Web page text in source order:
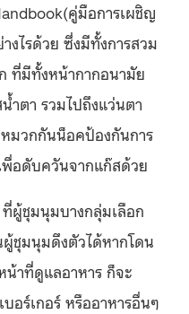
คู่มือการเผชิญ
งไรด้วย ซึ่งมีทั้งการสวม
ที่มีทั้งหน้ากากอนามัย
ำตา รวมไปถึงแว่นตา
มวกกันน็อคป้องกันการ
พื่อดับควันจากแก๊สด้วย
ผู้ชุมนุมบางกลุ่มเลือก
ผู้ชุมนุมดึงตัวได้หากโดน
าที่ดูแลอาหาร ก็จะ
อร์เกอร์ หรืออาหารอื่นๆ